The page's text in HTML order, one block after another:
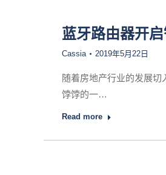
蓝牙路由器开
Cassia 2019年5月22日
随着房地产行业的发展
饽饽的一…
Read more